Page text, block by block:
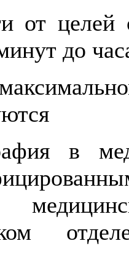
от целей
до
в